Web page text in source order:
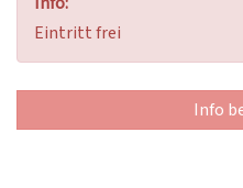
Eintritt frei
Info